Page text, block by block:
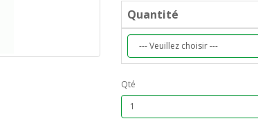
Quantité
Qté